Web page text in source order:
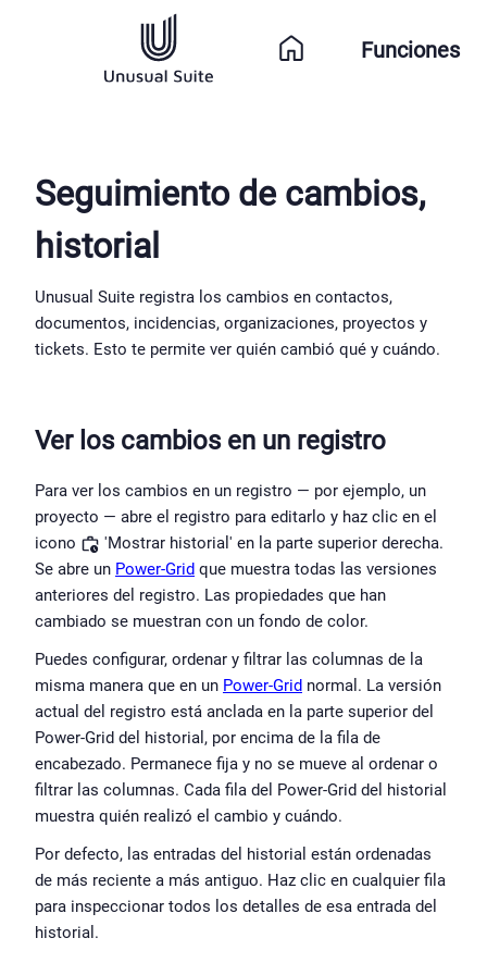
Funciones
Seguimiento de cambios,
historial
Unusual Suite registra los cambios en contactos,
documentos, incidencias, organizaciones, proyectos y
tickets. Esto te permite ver quién cambió qué y cuándo.
Ver los cambios en un registro
Para ver los cambios en un registro — por ejemplo, un
proyecto — abre el registro para editarlo y haz clic en el
icono
'Mostrar historial' en la parte superior derecha.
Se abre un Power-Grid que muestra todas las versiones
anteriores del registro. Las propiedades que han
cambiado se muestran con un fondo de color.
Puedes configurar, ordenar y filtrar las columnas de la
misma manera que en un Power-Grid normal. La versión
actual del registro está anclada en la parte superior del
Power-Grid del historial, por encima de la fila de
encabezado. Permanece fija y no se mueve al ordenar o
filtrar las columnas. Cada fila del Power-Grid del historial
muestra quién realizó el cambio y cuándo.
Por defecto, las entradas del historial están ordenadas
de más reciente a más antiguo. Haz clic en cualquier fila
para inspeccionar todos los detalles de esa entrada del
historial.